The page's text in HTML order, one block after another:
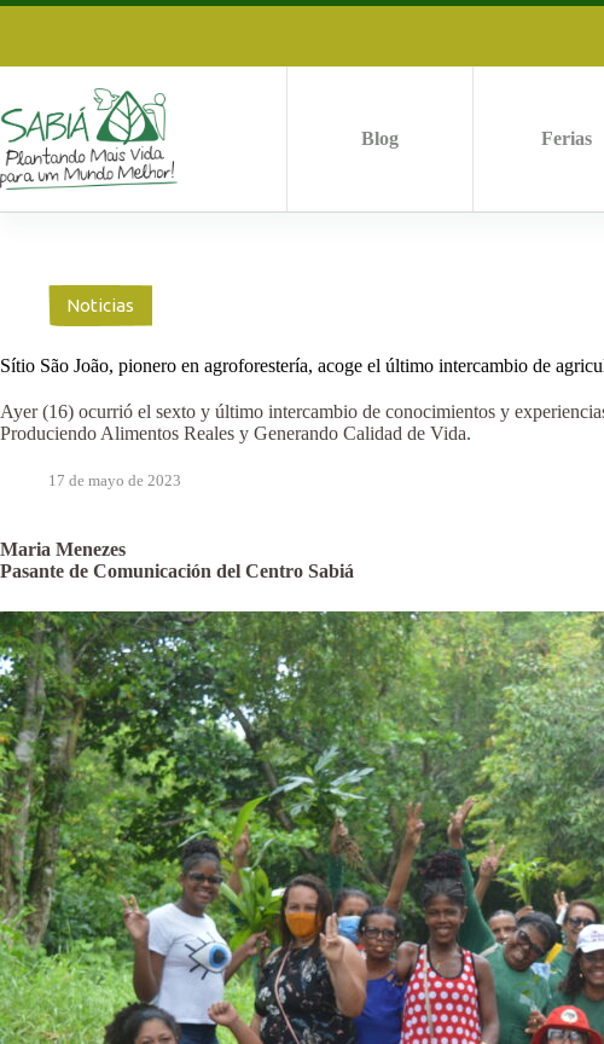
Saltar
Blog Ferias
Noticias
Sítio São João, pionero en agroforestería, acoge el último intercambio de
Ayer (16) ocurrió el sexto y último intercambio de conocimientos y
Produciendo Alimentos Reales y Generando Calidad de Vida.
17 de mayo de 2023
Maria Menezes
Pasante de Comunicación del Centro Sabiá